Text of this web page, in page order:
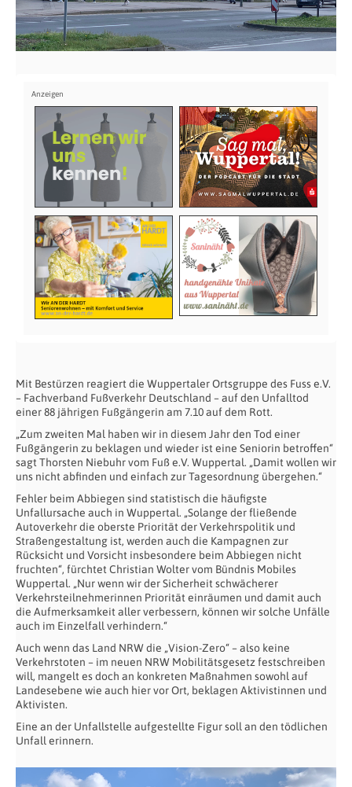
Mit Bestürzen reagiert die Wuppertaler Ortsgruppe des Fuss e.V.
– Fachverband Fußverkehr Deutschland – auf den Unfalltod
einer 88 jährigen Fußgängerin am 7.10 auf dem Rott.
„Zum zweiten Mal haben wir in diesem Jahr den Tod einer
Fußgängerin zu beklagen und wieder ist eine Seniorin betroffen“
sagt Thorsten Niebuhr vom Fuß e.V. Wuppertal. „Damit wollen wir
uns nicht abfinden und einfach zur Tagesordnung übergehen.“
Fehler beim Abbiegen sind statistisch die häufigste
Unfallursache auch in Wuppertal. „Solange der fließende
Autoverkehr die oberste Priorität der Verkehrspolitik und
Straßengestaltung ist, werden auch die Kampagnen zur
Rücksicht und Vorsicht insbesondere beim Abbiegen nicht
fruchten“, fürchtet Christian Wolter vom Bündnis Mobiles
Wuppertal. „Nur wenn wir der Sicherheit schwächerer
Verkehrsteilnehmerinnen Priorität einräumen und damit auch
die Aufmerksamkeit aller verbessern, können wir solche Unfälle
auch im Einzelfall verhindern.“
Auch wenn das Land NRW die „Vision-Zero“ – also keine
Verkehrstoten – im neuen NRW Mobilitätsgesetz festschreiben
will, mangelt es doch an konkreten Maßnahmen sowohl auf
Landesebene wie auch hier vor Ort, beklagen Aktivistinnen und
Aktivisten.
Eine an der Unfallstelle aufgestellte Figur soll an den tödlichen
Unfall erinnern.